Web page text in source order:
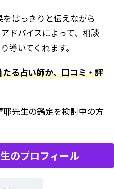
はっきりと伝えながら
ドバイスによって、相談
導いてくれます。
る占い師か、口コミ・評
耶先生の鑑定を検討中の方
のプロフィール